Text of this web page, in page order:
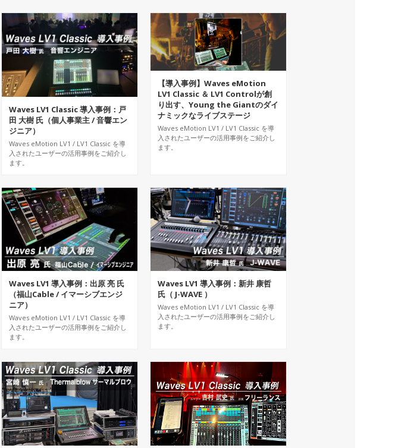
Waves LV1 Classic 導入事例：戸
田 大樹 氏（個人事業主 / 音響エン
ジニア）
Waves eMotion LV1 / LV1 Classic を導
入されたユーザーの活用事例をご紹介し
ます。
【導入事例】Waves eMotion
LV1 Classic ＆ LV1 Controlが創
り出す、Young the Giantのダイ
ナミックなライブステージ
Waves eMotion LV1 / LV1 Classic を導
入されたユーザーの活用事例をご紹介し
ます。
Waves LV1 導入事例：出原 亮 氏
（福山Cable / イマーシブエンジ
ニア）
Waves eMotion LV1 / LV1 Classic を導
入されたユーザーの活用事例をご紹介し
ます。
Waves LV1 導入事例：新井 康哲
氏（ J-WAVE ）
Waves eMotion LV1 / LV1 Classic を導
入されたユーザーの活用事例をご紹介し
ます。